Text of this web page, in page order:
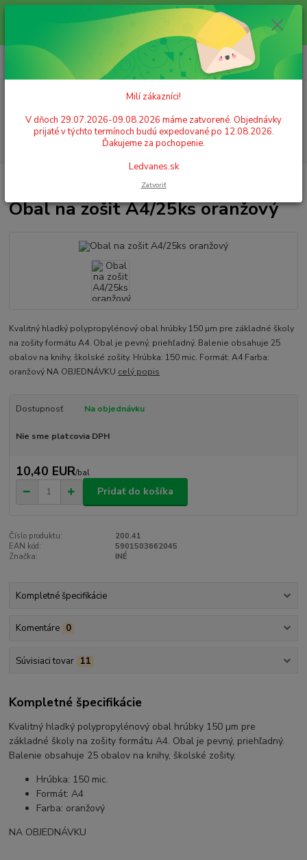
Milí zákazníci! V dňoch 29.07.2026-09.08.2026 máme zatvorené.
Objednávky prijaté v týchto termínoch budú expedované po 12.08.2026.
Ďakujeme za pochopenie. Ledvanes.sk
+421 908 755 958
Po. - Pia. od 9:00 hod. - 16:00 hod.
za0,00 EUR
Obal na zošit A4/25ks oranžový
Kvalitný hladký polypropylénový obal hrúbky 150 µm pre základné školy
na zošity formátu A4. Obal je pevný, priehľadný. Balenie obsahuje 25
obalov na knihy, školské zošity. Hrúbka: 150 mic. Formát: A4 Farba:
oranžový NA OBJEDNÁVKU celý popis
Dostupnosť Na objednávku
Nie sme platcovia DPH
10,40 EUR/bal
Pridať do košíka
Číslo produktu:
200.41
EAN kód:
5901503662045
Značka:
INÉ
Kompletné špecifikácie
Komentáre 0
Súvisiaci tovar 11
Kompletné špecifikácie
Kvalitný hladký polypropylénový obal hrúbky 150 µm pre
základné školy na zošity formátu A4. Obal je pevný, priehľadný.
Balenie obsahuje 25 obalov na knihy, školské zošity.
Hrúbka: 150 mic.
Formát: A4
Farba: oranžový
NA OBJEDNÁVKU
Milí zákazníci!
V dňoch 29.07.2026-09.08.2026 máme zatvorené. Objednávky
prijaté v týchto termínoch budú expedované po 12.08.2026.
Ďakujeme za pochopenie.
Ledvanes.sk
Zatvoriť